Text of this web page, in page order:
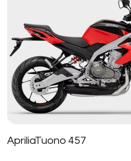
ApriliaTuono 457